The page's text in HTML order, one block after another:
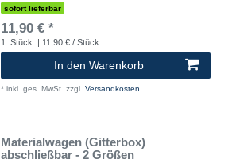
sofort lieferbar
11,90 € *
1 Stück | 11,90 € / Stück
In den Warenkorb
* inkl. ges. MwSt. zzgl. Versandkosten
Materialwagen (Gitterbox)
abschließbar - 2 Größen